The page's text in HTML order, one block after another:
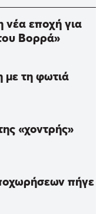
νέα εποχή για
Βορρά»
με τη φωτιά
«χοντρής»
πήγε